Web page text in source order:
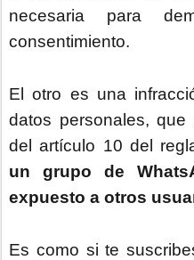
necesaria para
consentimiento.
El otro es una
datos personales,
del artículo 10 del
un grupo de
expuesto a otros
Es como si te